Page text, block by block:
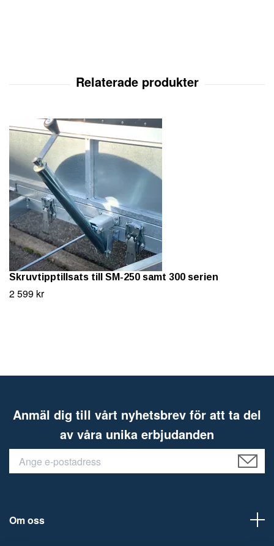
Skruvtipptillsats till SM-250 samt 300 serien
2 599 kr
Anmäl dig till vårt nyhetsbrev för att ta del
av våra unika erbjudanden
Om oss